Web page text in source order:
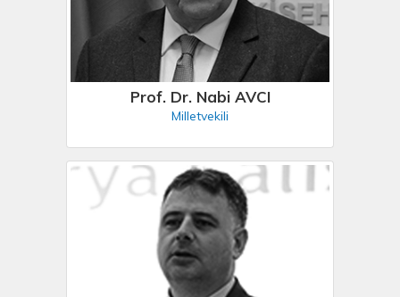
Prof. Dr. Nabi AVCI
Milletvekili